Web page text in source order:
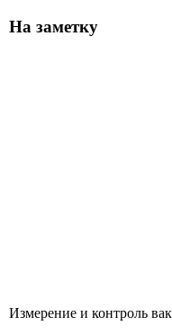
На заметку
Измерение и контроль